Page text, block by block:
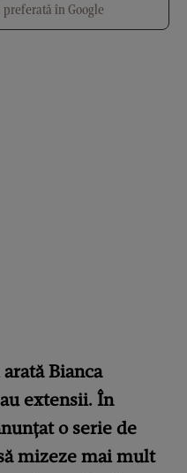
în Google
Bianca
extensii. În
o serie de
mizeze mai mult